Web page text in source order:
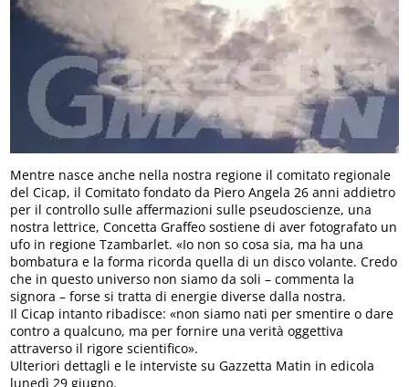
Mentre nasce anche nella nostra regione il comitato regionale
del Cicap, il Comitato fondato da Piero Angela 26 anni addietro
per il controllo sulle affermazioni sulle pseudoscienze, una
nostra lettrice, Concetta Graffeo sostiene di aver fotografato un
ufo in regione Tzambarlet. «Io non so cosa sia, ma ha una
bombatura e la forma ricorda quella di un disco volante. Credo
che in questo universo non siamo da soli – commenta la
signora – forse si tratta di energie diverse dalla nostra.
Il Cicap intanto ribadisce: «non siamo nati per smentire o dare
contro a qualcuno, ma per fornire una verità oggettiva
attraverso il rigore scientifico».
Ulteriori dettagli e le interviste su Gazzetta Matin in edicola
lunedì 29 giugno.